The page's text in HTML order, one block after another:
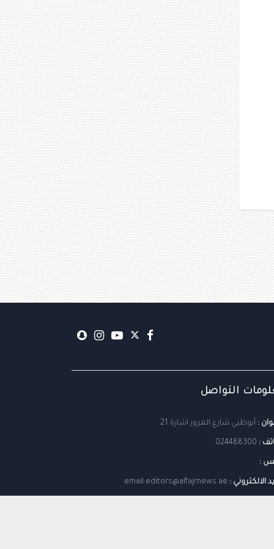
التواصل
: أبوظبي شارع المرور اشارة 21
:
024488300
:
الالكتروني : email:editors@alfajrnews.ae